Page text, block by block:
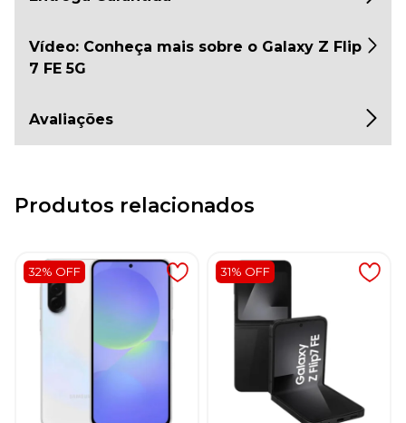
Vídeo: Conheça mais sobre o Galaxy Z Flip
7 FE 5G
Avaliações
Produtos relacionados
32% OFF 31% OFF